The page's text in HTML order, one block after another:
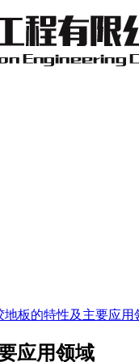
地板的特性及主要应用
应用领域